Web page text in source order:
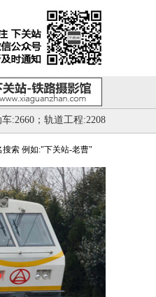
:2660；轨道工程:2208
搜索 例如:"下关站-老曹"